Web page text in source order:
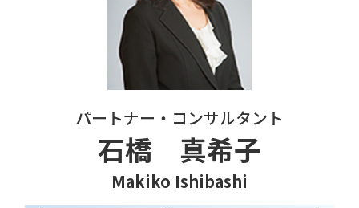
パートナー・コンサルタント
石橋 真希子
Makiko Ishibashi